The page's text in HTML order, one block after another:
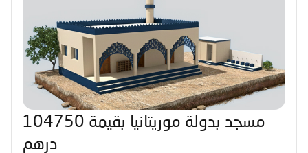
مسجد بدولة موريتانيا بقيمة 104750
درهم